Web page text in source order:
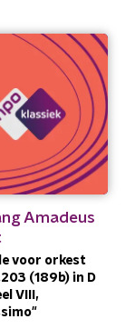
Amadeus
voor orkest
(189b) in D
VIII,